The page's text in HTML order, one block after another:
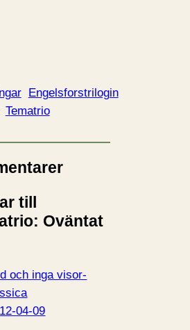
Engelsforstrilogin
Tematrio
till
Oväntat
och inga visor-
04-09